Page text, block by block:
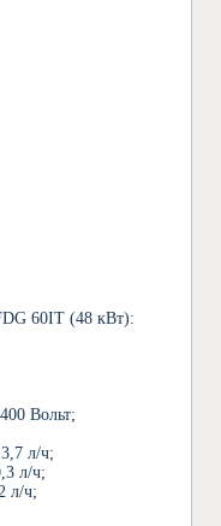
60IT (48 кВт):
Вольт;
л/ч;
л/ч;
л/ч;